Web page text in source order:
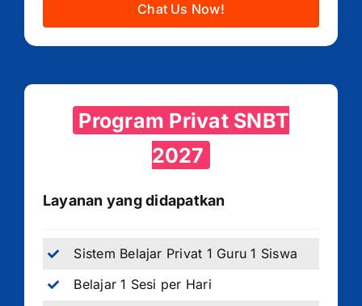
Chat Us Now!
Program Privat SNBT
2027
Layanan yang didapatkan
Sistem Belajar Privat 1 Guru 1 Siswa
Belajar 1 Sesi per Hari